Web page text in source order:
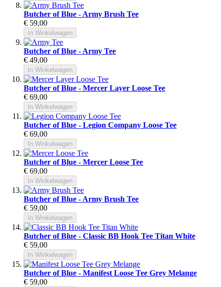
Butcher of Blue - Army Brush Tee
€ 59,00
In Winkelwagen
Butcher of Blue - Army Tee
€ 49,00
In Winkelwagen
Butcher of Blue - Mercer Layer Loose Tee
€ 69,00
In Winkelwagen
Butcher of Blue - Legion Company Loose Tee
€ 69,00
In Winkelwagen
Butcher of Blue - Mercer Loose Tee
€ 69,00
In Winkelwagen
Butcher of Blue - Army Brush Tee
€ 59,00
In Winkelwagen
Butcher of Blue - Classic BB Hook Tee Titan White
€ 59,00
In Winkelwagen
Butcher of Blue - Manifest Loose Tee Grey Melange
€ 59,00